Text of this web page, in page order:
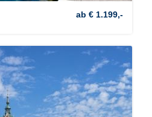
ab € 1.199,-